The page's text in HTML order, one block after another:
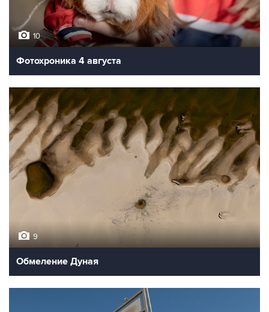
10
Фотохроника 4 августа
9
Обмеление Дуная